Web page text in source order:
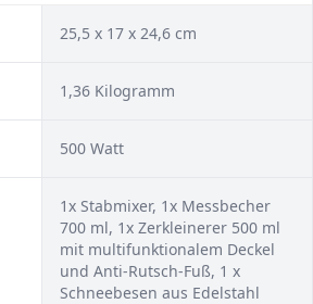
25,5 x 17 x 24,6 cm
1,36 Kilogramm
500 Watt
1x Stabmixer, 1x Messbecher
700 ml, 1x Zerkleinerer 500 ml
mit multifunktionalem Deckel
und Anti-Rutsch-Fuß, 1 x
Schneebesen aus Edelstahl